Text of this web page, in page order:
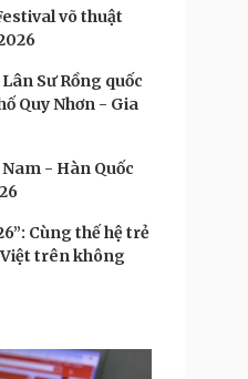
võ thuật
Sư Rồng quốc
Quy Nhơn - Gia
- Hàn Quốc
Cùng thế hệ trẻ
trên không